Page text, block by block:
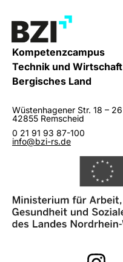
Kompetenzcampus
Technik und Wirtschaft
Bergisches Land
Wüstenhagener Str. 18 – 26
42855 Remscheid
0 21 91 93 87-100
info@bzi-rs.de